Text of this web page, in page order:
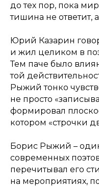
до тех пор, пока
тишина не ответит,
Юрий Казарин
и жил целиком в
Тем паче было
той
Рыжий тонко
не просто
формировал
котором «строчки
Борис Рыжий –
современных
перечитывал его
на мероприятиях,